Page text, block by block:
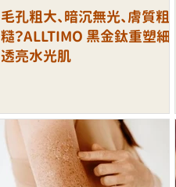
毛孔粗大、暗沉無光、膚質粗
糙？ALLTIMO 黑金鈦重塑細緻
透亮水光肌